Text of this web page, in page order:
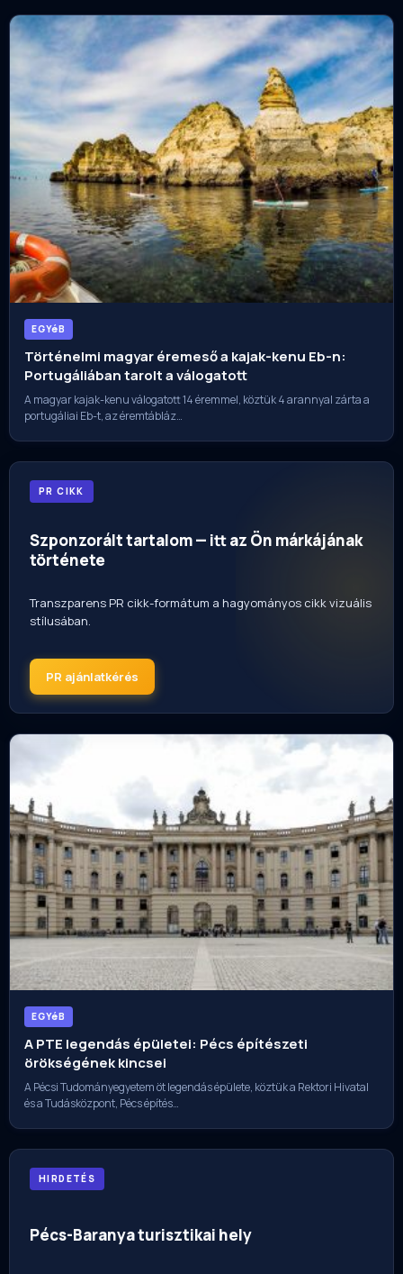
EGYéB
Történelmi magyar éremeső a kajak-kenu Eb-n:
Portugáliában tarolt a válogatott
A magyar kajak-kenu válogatott 14 éremmel, köztük 4 arannyal zárta a
portugáliai Eb-t, az éremtábláz…
PR CIKK
Szponzorált tartalom — itt az Ön márkájának
története
Transzparens PR cikk-formátum a hagyományos cikk vizuális
stílusában.
PR ajánlatkérés
EGYéB
A PTE legendás épületei: Pécs építészeti
örökségének kincsei
A Pécsi Tudományegyetem öt legendás épülete, köztük a Rektori Hivatal
és a Tudásközpont, Pécs építés…
HIRDETÉS
Pécs-Baranya turisztikai hely